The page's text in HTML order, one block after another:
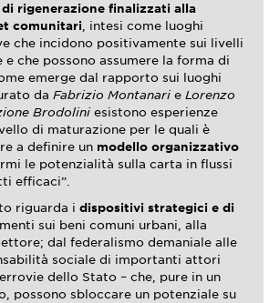
di rigenerazione finalizzati alla
comunitari , intesi come luoghi
che incidono positivamente sui livelli
e che possono assumere la forma di
emerge dal rapporto sui luoghi
da Fabrizio Montanari e Lorenzo
Brodolini esistono esperienze
di maturazione per le quali è
a definire un modello organizzativo
le potenzialità sulla carta in flussi
efficaci”.
riguarda i dispositivi strategici e di
sui beni comuni urbani, alla
dal federalismo demaniale alle
sociale di importanti attori
dello Stato – che, pure in un
possono sbloccare un potenziale su